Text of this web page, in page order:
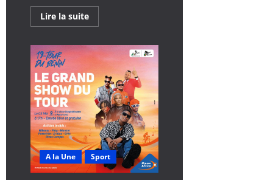
Lire la suiteEn
savoir
Tour
du
2024
:
Voir
tous
les
5
podiums
d’Etapes
A la Une Sport